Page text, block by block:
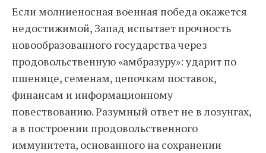
Если молниеносная военная победа окажется
недостижимой, Запад испытает прочность
новообразованного государства через
продовольственную «амбразуру»: ударит по
пшенице, семенам, цепочкам поставок,
финансам и информационному
повествованию. Разумный ответ не в лозунгах,
а в построении продовольственного
иммунитета, основанного на сохранении